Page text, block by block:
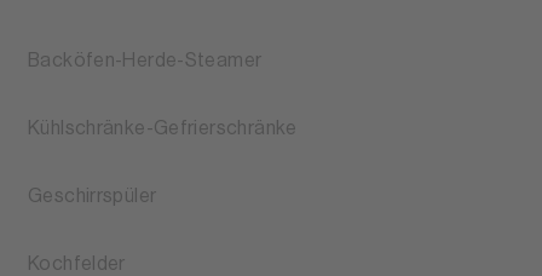
Backöfen-Herde-Steamer
Kühlschränke-Gefrierschränke
Geschirrspüler
Kochfelder